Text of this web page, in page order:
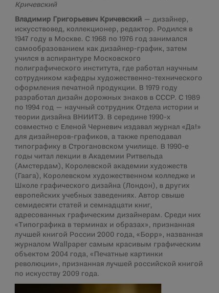
Кричевский
Владимир Григорьевич Кричевский — дизайнер,
искусствовед, коллекционер, редактор. Родился в
1947 году в Москве. С 1968 по 1976 год занимался
самообразованием как дизайнер-график, затем
учился в аспирантуре Московского
полиграфического института, где работал научным
сотрудником кафедры художественно-технического
оформления печатной продукции. В 1979 году
разработал дизайн дорожных знаков в СССР. С 1989
по 1994 год — научный сотрудник Отдела истории и
теории дизайна ВНИИТЭ. В середине 1990-х
совместно с Еленой Черневич издавал журнал «Да!»
для дизайнеров-графиков, а также преподавал
типографику в Строгановском училище. В 1990-е
годы читал лекции в Академии Ритвельда
(Амстердам), Королевской академии художеств
(Гаага), Королевском художественном колледже и
Школе графического дизайна (Лондон), в других
европейских учебных заведениях. Автор свыше
семидесяти статей и семнадцати книг,
адресованных графическим дизайнерам. Среди них
«Типографика в терминах и образах», признанная
лучшей книгой России 2000 года, «Борр», названная
журналом Wallpaper самым красивым графическим
объектом 2004 года, «Печатные картинки
революции», признанная лучшей российской книгой
по искусству 2009 года.